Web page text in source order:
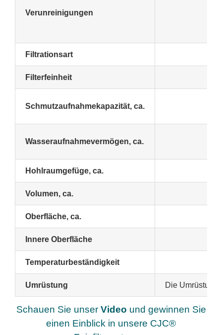
Verunreinigungen
Filtrationsart
Filterfeinheit
Schmutzaufnahmekapazität, ca.
Wasseraufnahmevermögen, ca.
Hohlraumgefüge, ca.
Volumen, ca.
Oberfläche, ca.
Innere Oberfläche
Temperaturbeständigkeit
Umrüstung Die Umrüstung
Schauen Sie unser Video und gewinnen Sie
einen Einblick in unsere CJC®